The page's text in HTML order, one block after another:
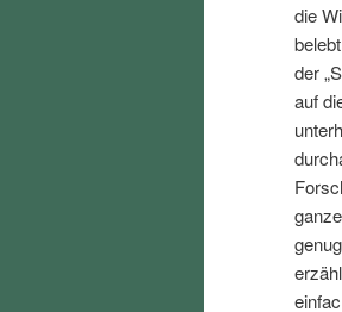
a
l
t
s
p
n
h
a
l
t
die
der
auf